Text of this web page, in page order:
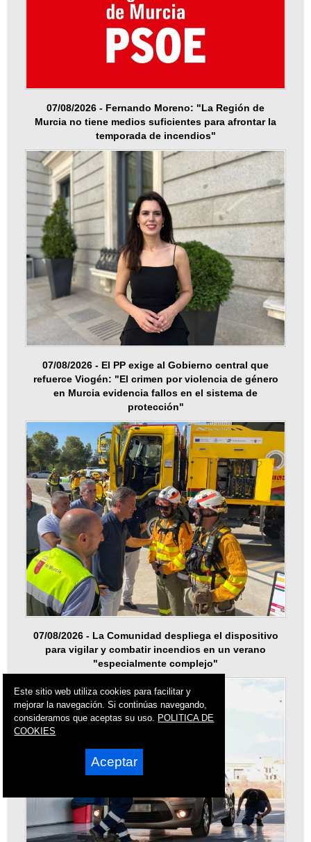
07/08/2026 - Fernando Moreno: "La Región de
Murcia no tiene medios suficientes para afrontar la
temporada de incendios"
07/08/2026 - El PP exige al Gobierno central que
refuerce Viogén: "El crimen por violencia de género
en Murcia evidencia fallos en el sistema de
protección"
07/08/2026 - La Comunidad despliega el dispositivo
para vigilar y combatir incendios en un verano
"especialmente complejo"
Este sitio web utiliza cookies para facilitar y
mejorar la navegación. Si continúas navegando,
consideramos que aceptas su uso. POLITICA DE
COOKIES
Aceptar